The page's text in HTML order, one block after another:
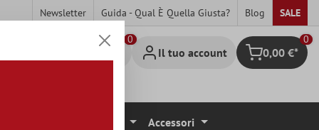
Newsletter Guida - Qual È Quella Giusta? Blog SALE
Il tuo account Carrello degli
0
0,00 €*
Accessori